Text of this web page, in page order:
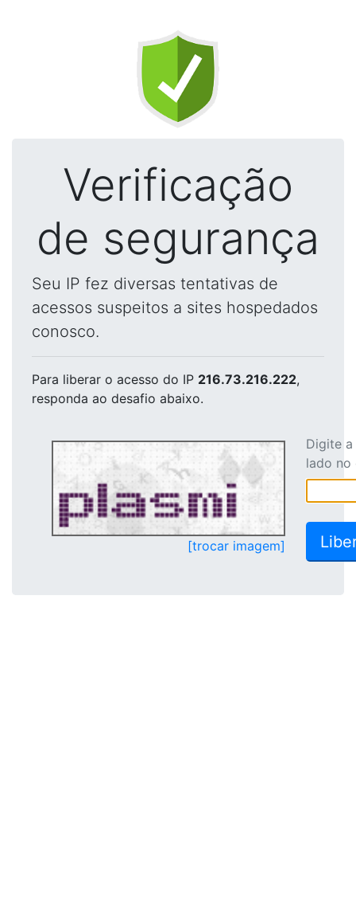
Verificação
de segurança
Seu IP fez diversas tentativas de
acessos suspeitos a sites hospedados
conosco.
Para liberar o acesso do IP 216.73.216.222,
responda ao desafio abaixo.
[trocar imagem]
Digite
lado no